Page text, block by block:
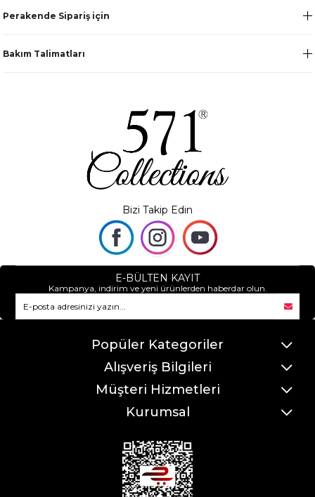
Perakende Sipariş için
Bakım Talimatları
Bizi Takip Edin
E-BÜLTEN KAYIT
Kampanya, indirim ve yeni ürünlerden haberdar olun.
Popüler Kategoriler
Alışveriş Bilgileri
Müşteri Hizmetleri
Kurumsal